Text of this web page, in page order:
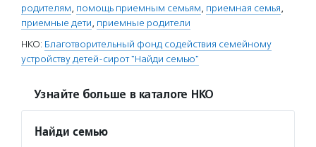
родителям, помощь приемным семьям, приемная семья,
приемные дети, приемные родители
НКО: Благотворительный фонд содействия семейному
устройству детей-сирот "Найди семью"
Узнайте больше в каталоге НКО
Найди семью